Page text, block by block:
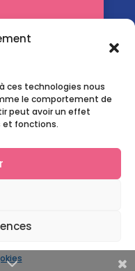
ces technologies nous
le comportement de
peut avoir un effet
et fonctions.
– Toute